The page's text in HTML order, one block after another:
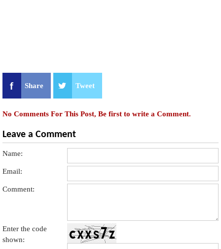
Share Tweet
No Comments For This Post, Be first to write a Comment.
Leave a Comment
Name:
Email:
Comment:
Enter the code
shown: